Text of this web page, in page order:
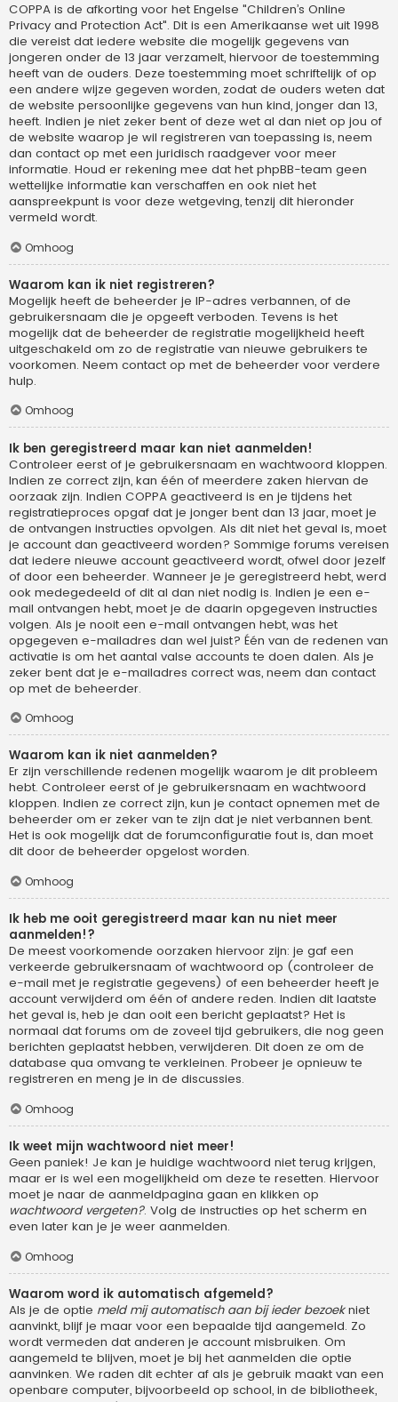
COPPA is de afkorting voor het Engelse "Children’s Online
Privacy and Protection Act". Dit is een Amerikaanse wet uit 1998
die vereist dat iedere website die mogelijk gegevens van
jongeren onder de 13 jaar verzamelt, hiervoor de toestemming
heeft van de ouders. Deze toestemming moet schriftelijk of op
een andere wijze gegeven worden, zodat de ouders weten dat
de website persoonlijke gegevens van hun kind, jonger dan 13,
heeft. Indien je niet zeker bent of deze wet al dan niet op jou of
de website waarop je wil registreren van toepassing is, neem
dan contact op met een juridisch raadgever voor meer
informatie. Houd er rekening mee dat het phpBB-team geen
wettelijke informatie kan verschaffen en ook niet het
aanspreekpunt is voor deze wetgeving, tenzij dit hieronder
vermeld wordt.
Omhoog
Waarom kan ik niet registreren?
Mogelijk heeft de beheerder je IP-adres verbannen, of de
gebruikersnaam die je opgeeft verboden. Tevens is het
mogelijk dat de beheerder de registratie mogelijkheid heeft
uitgeschakeld om zo de registratie van nieuwe gebruikers te
voorkomen. Neem contact op met de beheerder voor verdere
hulp.
Omhoog
Ik ben geregistreerd maar kan niet aanmelden!
Controleer eerst of je gebruikersnaam en wachtwoord kloppen.
Indien ze correct zijn, kan één of meerdere zaken hiervan de
oorzaak zijn. Indien COPPA geactiveerd is en je tijdens het
registratieproces opgaf dat je jonger bent dan 13 jaar, moet je
de ontvangen instructies opvolgen. Als dit niet het geval is, moet
je account dan geactiveerd worden? Sommige forums vereisen
dat iedere nieuwe account geactiveerd wordt, ofwel door jezelf
of door een beheerder. Wanneer je je geregistreerd hebt, werd
ook medegedeeld of dit al dan niet nodig is. Indien je een e-
mail ontvangen hebt, moet je de daarin opgegeven instructies
volgen. Als je nooit een e-mail ontvangen hebt, was het
opgegeven e-mailadres dan wel juist? Één van de redenen van
activatie is om het aantal valse accounts te doen dalen. Als je
zeker bent dat je e-mailadres correct was, neem dan contact
op met de beheerder.
Omhoog
Waarom kan ik niet aanmelden?
Er zijn verschillende redenen mogelijk waarom je dit probleem
hebt. Controleer eerst of je gebruikersnaam en wachtwoord
kloppen. Indien ze correct zijn, kun je contact opnemen met de
beheerder om er zeker van te zijn dat je niet verbannen bent.
Het is ook mogelijk dat de forumconfiguratie fout is, dan moet
dit door de beheerder opgelost worden.
Omhoog
Ik heb me ooit geregistreerd maar kan nu niet meer
aanmelden!?
De meest voorkomende oorzaken hiervoor zijn: je gaf een
verkeerde gebruikersnaam of wachtwoord op (controleer de
e-mail met je registratie gegevens) of een beheerder heeft je
account verwijderd om één of andere reden. Indien dit laatste
het geval is, heb je dan ooit een bericht geplaatst? Het is
normaal dat forums om de zoveel tijd gebruikers, die nog geen
berichten geplaatst hebben, verwijderen. Dit doen ze om de
database qua omvang te verkleinen. Probeer je opnieuw te
registreren en meng je in de discussies.
Omhoog
Ik weet mijn wachtwoord niet meer!
Geen paniek! Je kan je huidige wachtwoord niet terug krijgen,
maar er is wel een mogelijkheid om deze te resetten. Hiervoor
moet je naar de aanmeldpagina gaan en klikken op
wachtwoord vergeten?. Volg de instructies op het scherm en
even later kan je je weer aanmelden.
Omhoog
Waarom word ik automatisch afgemeld?
Als je de optie meld mij automatisch aan bij ieder bezoekniet
aanvinkt, blijf je maar voor een bepaalde tijd aangemeld. Zo
wordt vermeden dat anderen je account misbruiken. Om
aangemeld te blijven, moet je bij het aanmelden die optie
aanvinken. We raden dit echter af als je gebruik maakt van een
openbare computer, bijvoorbeeld op school, in de bibliotheek,